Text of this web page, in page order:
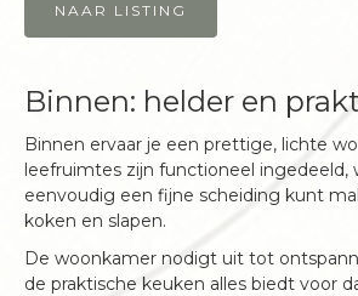
NAAR LISTING
Binnen: helder en
Binnen ervaar je een prettige, lichte
leefruimtes zijn functioneel ingedeeld,
eenvoudig een fijne scheiding kunt
koken en slapen.
De woonkamer nodigt uit tot
de praktische keuken alles biedt voor